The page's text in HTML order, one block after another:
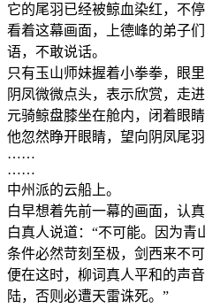
它的尾羽已经被鲸血染红，不停
看着这幕画面，上德峰的弟子
语，不敢说话。
只有玉山师妹握着小拳拳，眼
阴凤微微点头，表示欣赏，走进
元骑鲸盘膝坐在舱内，闭着眼睛
他忽然睁开眼睛，望向阴凤尾
……
……
中州派的云船上。
白早想着先前一幕的画面，认
白真人说道：“不可能。因为
条件必然苛刻至极，剑西来不
便在这时，柳词真人平和的声
陆，否则必遭天雷诛死。”